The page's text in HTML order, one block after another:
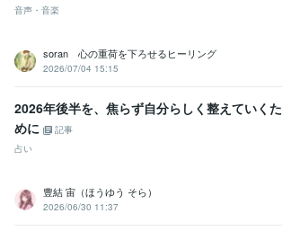
音声・音楽
soran 心の重荷を下ろせるヒーリング
2026/07/04 15:15
2026年後半を、焦らず自分らしく整えていくた
めに
記事
占い
豊結 宙（ほうゆう そら）
2026/06/30 11:37